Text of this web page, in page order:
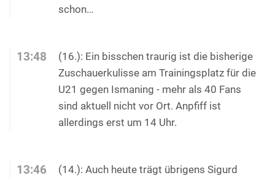
schon…
13:48
(16.): Ein bisschen traurig ist die bisherige
Zuschauerkulisse am Trainingsplatz für die
U21 gegen Ismaning - mehr als 40 Fans
sind aktuell nicht vor Ort. Anpfiff ist
allerdings erst um 14 Uhr.
13:46
(14.): Auch heute trägt übrigens Sigurd